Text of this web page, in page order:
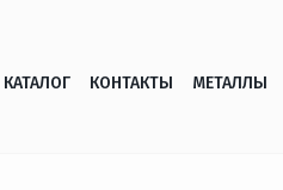
КАТАЛОГ КОНТАКТЫ МЕТАЛЛЫ